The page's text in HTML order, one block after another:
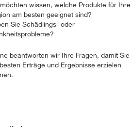
wissen, welche Produkte für Ihre
am besten geeignet sind?
Sie Schädlings- oder
beantworten wir Ihre Fragen, damit Sie
Erträge und Ergebnisse erzielen